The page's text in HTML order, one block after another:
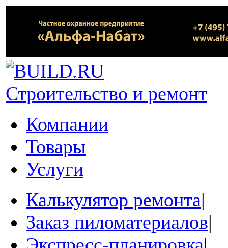
Строительство и ремонт
Компании
Товары
Услуги
Калькулятор ремонта|
Заказ пиломатериалов|